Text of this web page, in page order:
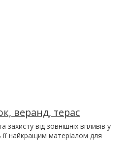
веранд, терас
від зовнішніх впливів у
найкращим матеріалом для